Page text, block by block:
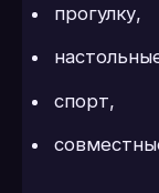
прогулку,
спорт,